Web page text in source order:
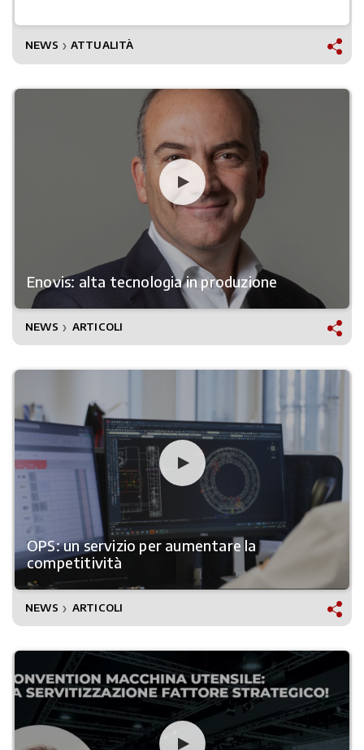
NEWS ❯ ATTUALITÀ
Enovis: alta tecnologia in produzione
NEWS ❯ ARTICOLI
OPS: un servizio per aumentare la
competitività
NEWS ❯ ARTICOLI